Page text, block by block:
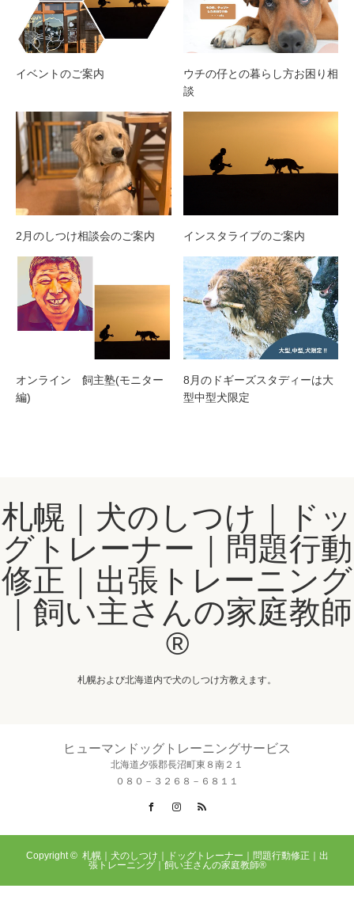
イベントのご案内
ウチの仔との暮らし方お困り相
談
2月のしつけ相談会のご案内 インスタライブのご案内
オンライン 飼主塾(モニター
編)
8月のドギーズスタディーは大
型中型犬限定
札幌｜犬のしつけ｜ドッ
グトレーナー｜問題行動
修正｜出張トレーニング
｜飼い主さんの家庭教師
®️
札幌および北海道内で犬のしつけ方教えます。
ヒューマンドッグトレーニングサービス
北海道夕張郡長沼町東８南２１
０８０－３２６８－６８１１
FacebookInstagram
Copyright © 札幌｜犬のしつけ｜ドッグトレーナー｜問題行動修正｜出
張トレーニング｜飼い主さんの家庭教師®️